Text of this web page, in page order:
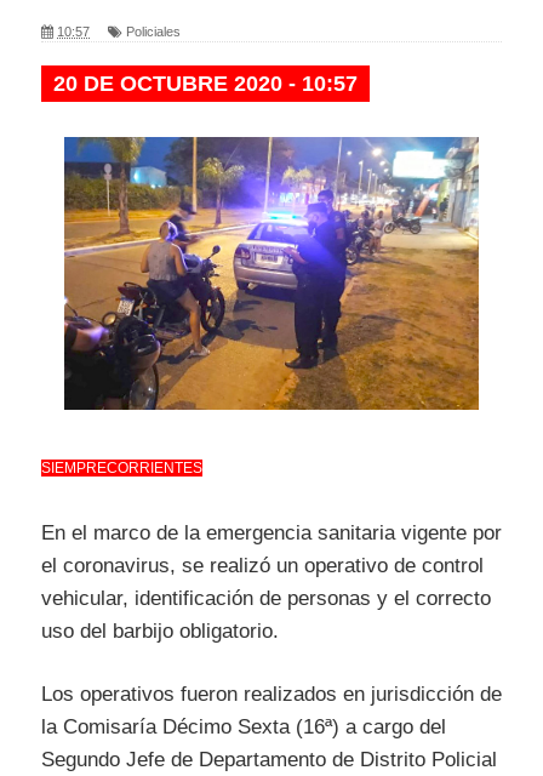
10:57 Policiales
20 DE OCTUBRE 2020 - 10:57
SIEMPRECORRIENTES
En el marco de la emergencia sanitaria vigente por
el coronavirus, se realizó un operativo de control
vehicular, identificación de personas y el correcto
uso del barbijo obligatorio.
Los operativos fueron realizados en jurisdicción de
la Comisaría Décimo Sexta (16ª) a cargo del
Segundo Jefe de Departamento de Distrito Policial